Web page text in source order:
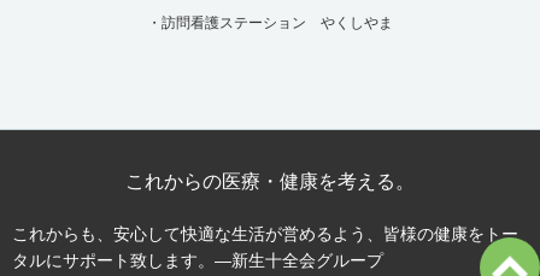
・訪問看護ステーション やくしやま
これからの医療・健康を考える。
これからも、安心して快適な生活が営めるよう、皆様の健康をトー
タルにサポート致します。―新生十全会グループ